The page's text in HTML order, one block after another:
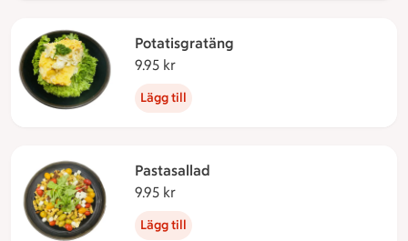
Potatisgratäng
9.95 kr
Lägg till
Pastasallad
9.95 kr
Lägg till